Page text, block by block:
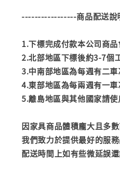
-----------------商品配送
1.下標完成付款本公司商
2.北部地區下標後約3-7個
3.中南部地區為每週有二
4.東部地區為每兩週有一
5.離島地區與其他國家請
因家具商品體積龐大且多
我們致力於提供最好的服
配送時間上如有些微延誤